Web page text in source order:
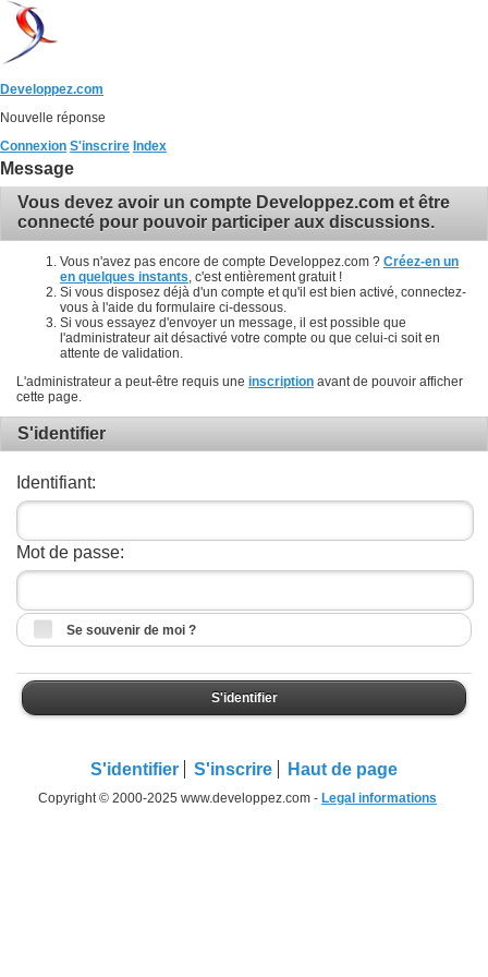
Developpez.com
Nouvelle réponse
Connexion S'inscrire Index
Message
Vous devez avoir un compte Developpez.com et être
connecté pour pouvoir participer aux discussions.
Vous n'avez pas encore de compte Developpez.com ? Créez-en un
en quelques instants , c'est entièrement gratuit !
Si vous disposez déjà d'un compte et qu'il est bien activé, connectez-
vous à l'aide du formulaire ci-dessous.
Si vous essayez d'envoyer un message, il est possible que
l'administrateur ait désactivé votre compte ou que celui-ci soit en
attente de validation.
L'administrateur a peut-être requis une inscription avant de pouvoir afficher
cette page.
S'identifier
Identifiant:
Mot de passe:
Se souvenir de moi ?
S'identifier
S'identifier S'inscrire Haut de page
Copyright © 2000-2025 www.developpez.com - Legal informations